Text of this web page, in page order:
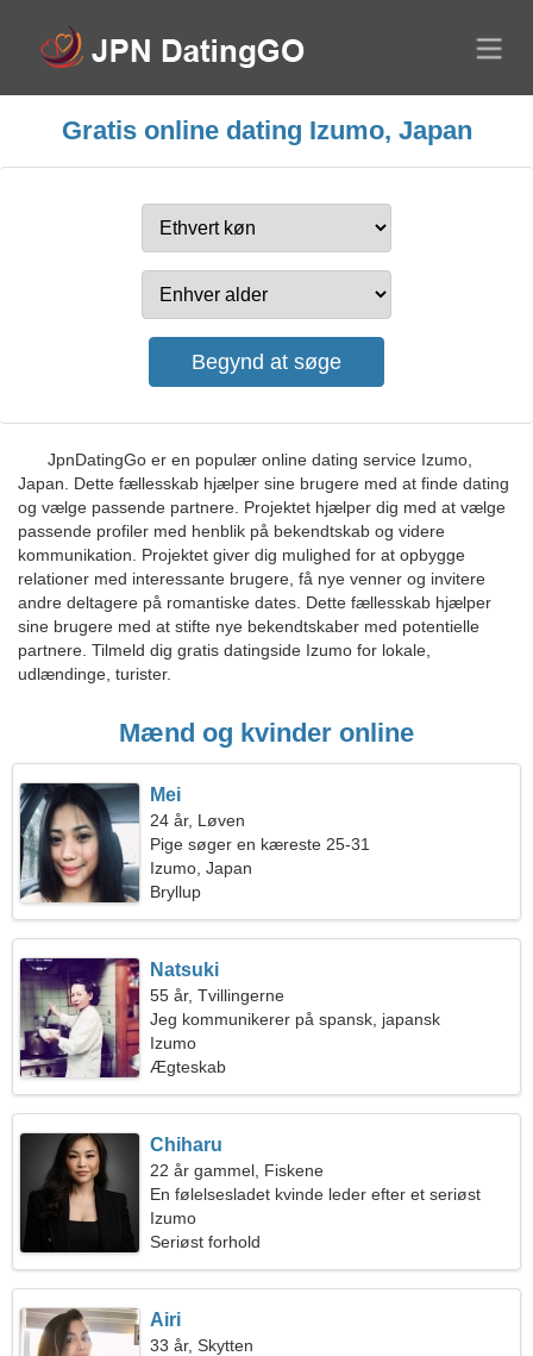
Gratis online dating Izumo, Japan
JpnDatingGo er en populær online dating service Izumo,
Japan. Dette fællesskab hjælper sine brugere med at finde dating
og vælge passende partnere. Projektet hjælper dig med at vælge
passende profiler med henblik på bekendtskab og videre
kommunikation. Projektet giver dig mulighed for at opbygge
relationer med interessante brugere, få nye venner og invitere
andre deltagere på romantiske dates. Dette fællesskab hjælper
sine brugere med at stifte nye bekendtskaber med potentielle
partnere. Tilmeld dig gratis datingside Izumo for lokale,
udlændinge, turister.
Mænd og kvinder online
Mei
24 år, Løven
Pige søger en kæreste 25-31
Izumo, Japan
Bryllup
Natsuki
55 år, Tvillingerne
Jeg kommunikerer på spansk, japansk
Izumo
Ægteskab
Chiharu
22 år gammel, Fiskene
En følelsesladet kvinde leder efter et seriøst
forhold
Izumo
Seriøst forhold
Airi
33 år, Skytten